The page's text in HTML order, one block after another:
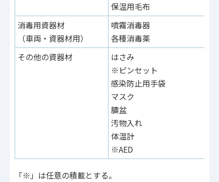
保温用毛布
消毒用資器材
（車両・資器材用）
噴霧消毒器
各種消毒薬
その他の資器材
はさみ
※ピンセット
感染防止用手袋
マスク
膿盆
汚物入れ
体温計
※AED
「※」は任意の積載とする。